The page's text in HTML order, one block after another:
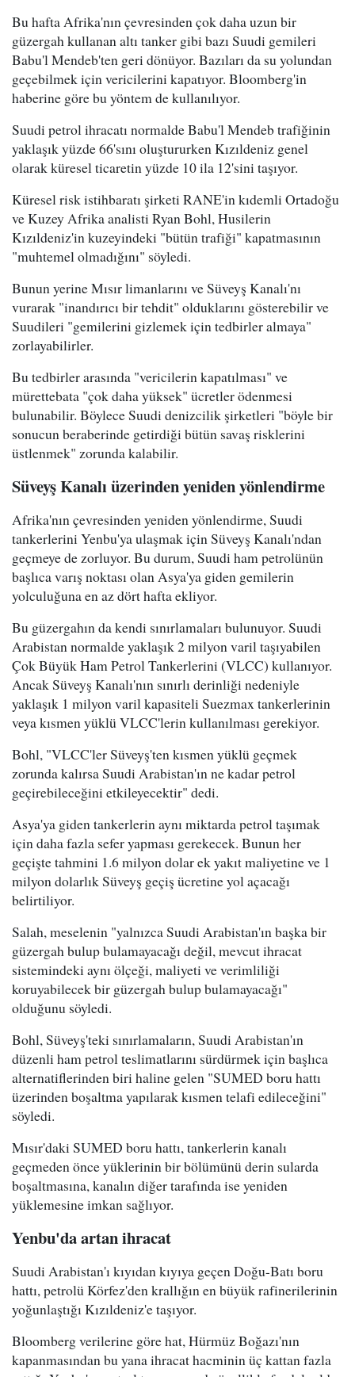
Bu hafta Afrika'nın çevresinden çok daha uzun bir
güzergah kullanan altı tanker gibi bazı Suudi gemileri
Babu'l Mendeb'ten geri dönüyor. Bazıları da su yolundan
geçebilmek için vericilerini kapatıyor. Bloomberg'in
haberine göre bu yöntem de kullanılıyor.
Suudi petrol ihracatı normalde Babu'l Mendeb trafiğinin
yaklaşık yüzde 66'sını oluştururken Kızıldeniz genel
olarak küresel ticaretin yüzde 10 ila 12'sini taşıyor.
Küresel risk istihbaratı şirketi RANE'in kıdemli Ortadoğu
ve Kuzey Afrika analisti Ryan Bohl, Husilerin
Kızıldeniz'in kuzeyindeki "bütün trafiği" kapatmasının
"muhtemel olmadığını" söyledi.
Bunun yerine Mısır limanlarını ve Süveyş Kanalı'nı
vurarak "inandırıcı bir tehdit" olduklarını gösterebilir ve
Suudileri "gemilerini gizlemek için tedbirler almaya"
zorlayabilirler.
Bu tedbirler arasında "vericilerin kapatılması" ve
mürettebata "çok daha yüksek" ücretler ödenmesi
bulunabilir. Böylece Suudi denizcilik şirketleri "böyle bir
sonucun beraberinde getirdiği bütün savaş risklerini
üstlenmek" zorunda kalabilir.
Süveyş Kanalı üzerinden yeniden yönlendirme
Afrika'nın çevresinden yeniden yönlendirme, Suudi
tankerlerini Yenbu'ya ulaşmak için Süveyş Kanalı'ndan
geçmeye de zorluyor. Bu durum, Suudi ham petrolünün
başlıca varış noktası olan Asya'ya giden gemilerin
yolculuğuna en az dört hafta ekliyor.
Bu güzergahın da kendi sınırlamaları bulunuyor. Suudi
Arabistan normalde yaklaşık 2 milyon varil taşıyabilen
Çok Büyük Ham Petrol Tankerlerini (VLCC) kullanıyor.
Ancak Süveyş Kanalı'nın sınırlı derinliği nedeniyle
yaklaşık 1 milyon varil kapasiteli Suezmax tankerlerinin
veya kısmen yüklü VLCC'lerin kullanılması gerekiyor.
Bohl, "VLCC'ler Süveyş'ten kısmen yüklü geçmek
zorunda kalırsa Suudi Arabistan'ın ne kadar petrol
geçirebileceğini etkileyecektir" dedi.
Asya'ya giden tankerlerin aynı miktarda petrol taşımak
için daha fazla sefer yapması gerekecek. Bunun her
geçişte tahmini 1.6 milyon dolar ek yakıt maliyetine ve 1
milyon dolarlık Süveyş geçiş ücretine yol açacağı
belirtiliyor.
Salah, meselenin "yalnızca Suudi Arabistan'ın başka bir
güzergah bulup bulamayacağı değil, mevcut ihracat
sistemindeki aynı ölçeği, maliyeti ve verimliliği
koruyabilecek bir güzergah bulup bulamayacağı"
olduğunu söyledi.
Bohl, Süveyş'teki sınırlamaların, Suudi Arabistan'ın
düzenli ham petrol teslimatlarını sürdürmek için başlıca
alternatiflerinden biri haline gelen "SUMED boru hattı
üzerinden boşaltma yapılarak kısmen telafi edileceğini"
söyledi.
Mısır'daki SUMED boru hattı, tankerlerin kanalı
geçmeden önce yüklerinin bir bölümünü derin sularda
boşaltmasına, kanalın diğer tarafında ise yeniden
yüklemesine imkan sağlıyor.
Yenbu'da artan ihracat
Suudi Arabistan'ı kıyıdan kıyıya geçen Doğu-Batı boru
hattı, petrolü Körfez'den krallığın en büyük rafinerilerinin
yoğunlaştığı Kızıldeniz'e taşıyor.
Bloomberg verilerine göre hat, Hürmüz Boğazı'nın
kapanmasından bu yana ihracat hacminin üç kattan fazla